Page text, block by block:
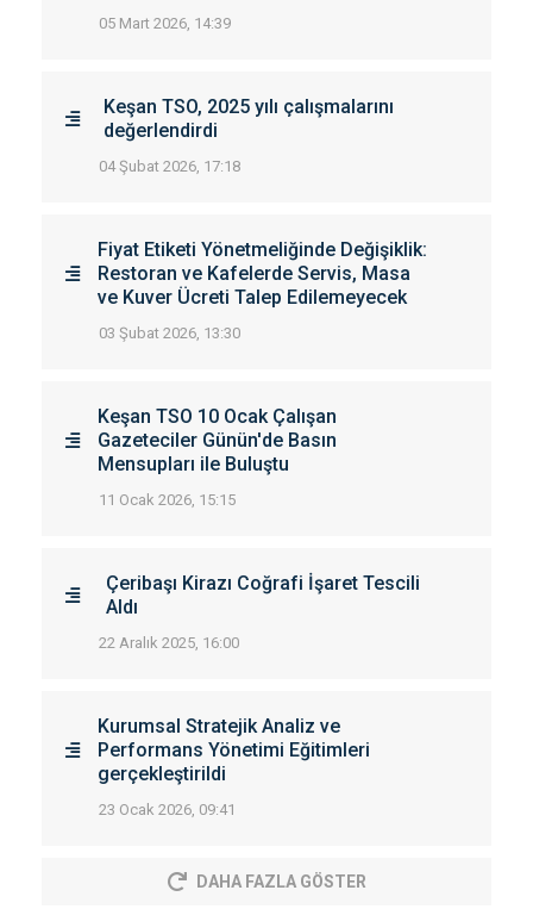
05 Mart 2026, 14:39
Keşan TSO, 2025 yılı çalışmalarını
değerlendirdi
04 Şubat 2026, 17:18
Fiyat Etiketi Yönetmeliğinde Değişiklik:
Restoran ve Kafelerde Servis, Masa
ve Kuver Ücreti Talep Edilemeyecek
03 Şubat 2026, 13:30
Keşan TSO 10 Ocak Çalışan
Gazeteciler Günün'de Basın
Mensupları ile Buluştu
11 Ocak 2026, 15:15
Çeribaşı Kirazı Coğrafi İşaret Tescili
Aldı
22 Aralık 2025, 16:00
Kurumsal Stratejik Analiz ve
Performans Yönetimi Eğitimleri
gerçekleştirildi
23 Ocak 2026, 09:41
DAHA FAZLA GÖSTER